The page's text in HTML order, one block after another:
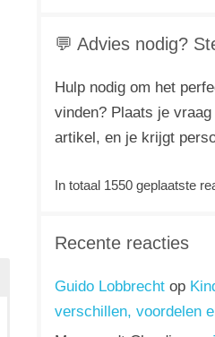
💬 Advies nodig?
Hulp nodig om het
vinden? Plaats je
artikel, en je krijgt
In totaal 1550 geplaatste
Recente reacties
Guido Lobbrecht op
verschillen, voordelen